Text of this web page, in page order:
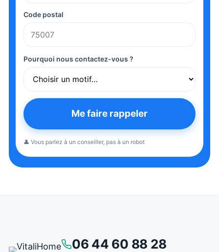
Code postal
Pourquoi nous contactez-vous ?
Me faire rappeler
👤 Vous parlez à un conseiller, pas à un robot
06 44 60 88 28